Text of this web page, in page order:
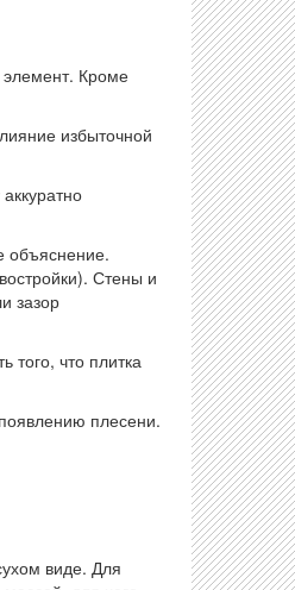
Кроме
избыточной
объяснение.
Стены и
зазор
того, что плитка
плесени.
виде. Для